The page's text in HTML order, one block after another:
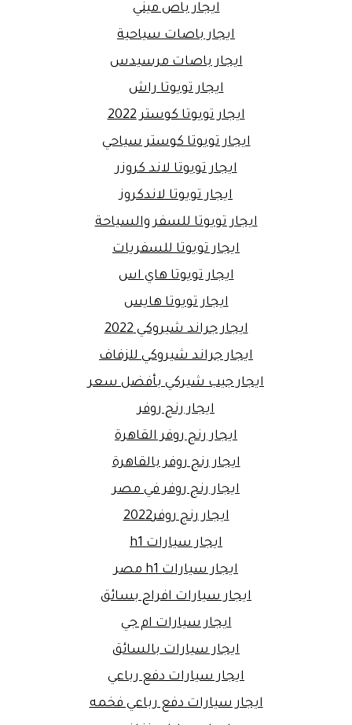
ايجار باص ميني
ايجار باصات سياحية
ايجار باصات مرسيدس
ايجار تويوتا راش
ايجار تويوتا كوستر 2022
ايجار تويوتا كوستر سياحي
ايجار تويوتا لاند كروزر
ايجار تويوتا لاندكروز
ايجار تويوتا للسفر والسياحة
ايجار تويوتا للسفريات
ايجار تويوتا هاي اس
ايجار تويوتا هايس
ايجار جراند شيروكي 2022
ايجار جراند شيروكي للزفاف
ايجار جيب شيركي بأفضل سعر
ايجار رنج روفر
ايجار رنج روفر القاهرة
ايجار رنج روفر بالقاهرة
ايجار رنج روفر في مصر
ايجار رنج روفر2022
ايجار سيارات h1
ايجار سيارات h1 مصر
ايجار سيارات افراح بسائق
ايجار سيارات ام جي
ايجار سيارات بالسائق
ايجار سيارات دفع رباعي
ايجار سيارات دفع رباعي فخمه